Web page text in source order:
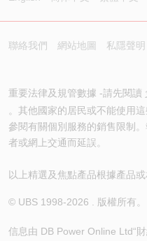
聯絡我們 網站地圖 私隱聲明
重要法律及規管數據 -請先閱讀
。其他國家的居民或不能使用
參閱有關個別服務的銷售限制
者或網上交通而延誤。
以上精選及焦點產品根據產品
© UBS 1998-2026 . 版權所有。
信息由 DB Power Online Ltd“